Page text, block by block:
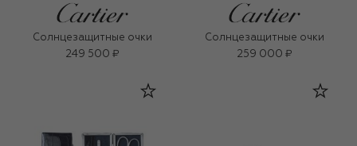
Солнцезащитные очки
249 500 ₽
Солнцезащитные очки
259 000 ₽